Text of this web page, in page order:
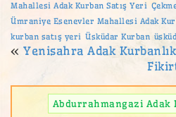
Mahallesi Adak Kurban Satış Yeri
Ümraniye Esenevler Mahallesi Adak
kurban satış yeri Üsküdar Kurban
« Yenisahra Adak Kurbanlık
Abdurrahmangazi Adak